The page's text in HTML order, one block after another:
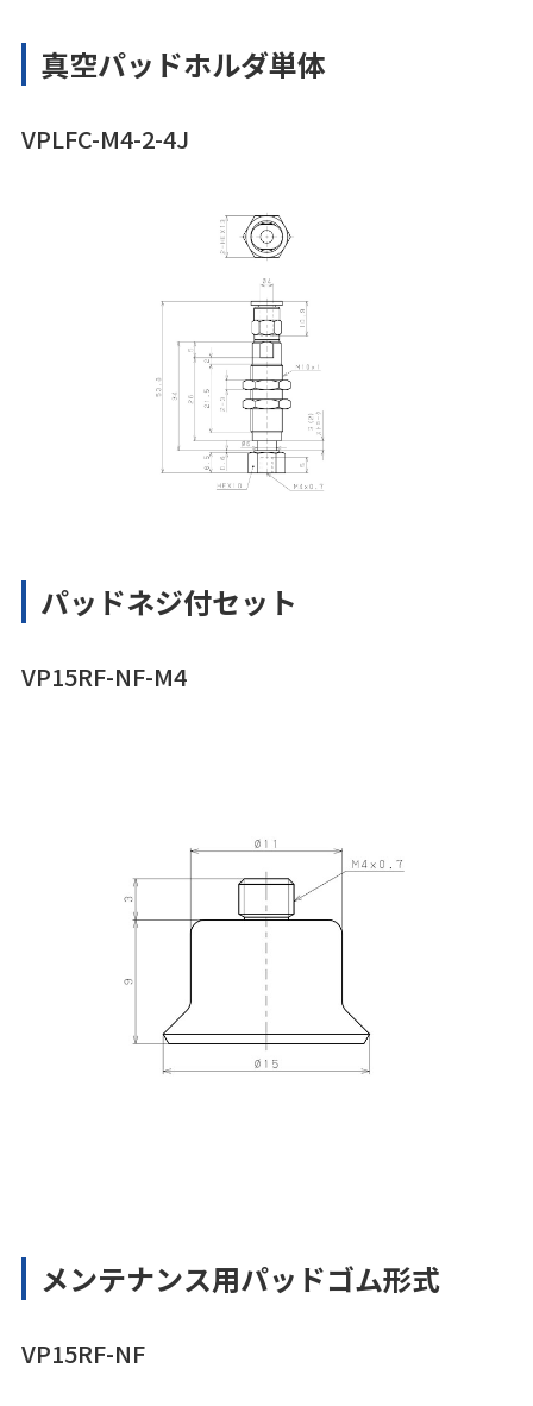
真空パッドホルダ単体
VPLFC-M4-2-4J
パッドネジ付セット
VP15RF-NF-M4
メンテナンス用パッドゴム形式
VP15RF-NF